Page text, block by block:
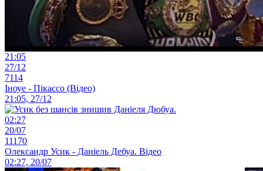
21:05
27/12
7114
Іноуе - Пікассо (Відео)
21:05, 27/12
02:27
20/07
11170
Олександр Усик - Даніель Дебуа. Відео
02:27, 20/07